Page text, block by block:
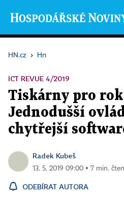
HN.cz › Hn
ICT REVUE 4/2019
Tiskárny pro rok
Jednodušší
chytřejší
Radek Kubeš
13. 5. 2019 09:00 ▪ 7 min.
ODEBÍRAT AUTORA